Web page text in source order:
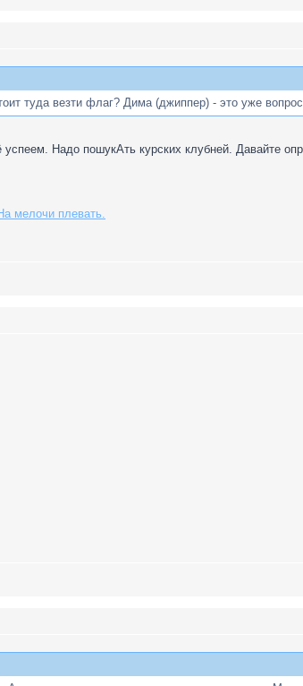
туда везти флаг? Дима (джиппер) - это уже
Надо пошукАть курских клубней. Давайте
мелочи плевать.